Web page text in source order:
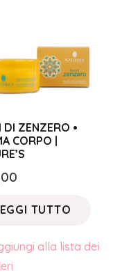
DI ZENZERO •
CORPO |
TUTTO
alla lista dei